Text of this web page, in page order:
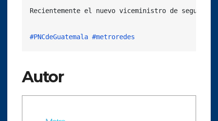
Recientemente el nuevo viceministro de
#PNCdeGuatemala #metroredes
Autor